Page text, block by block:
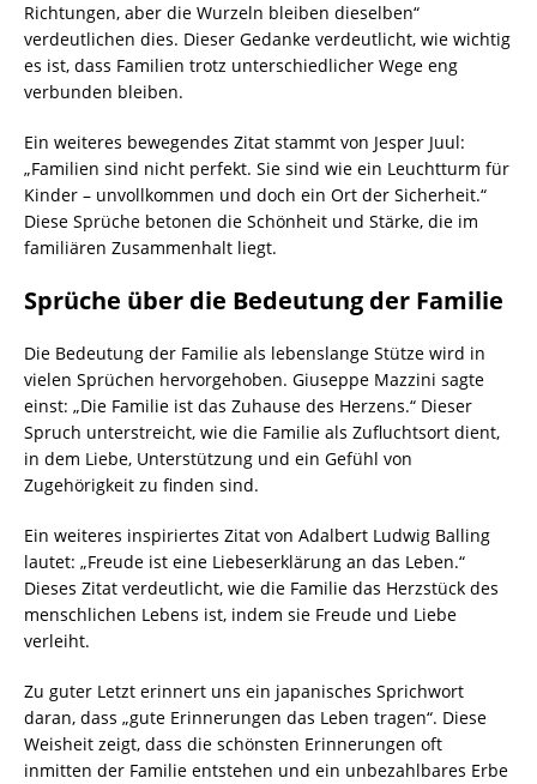
Richtungen, aber die Wurzeln bleiben dieselben“
verdeutlichen dies. Dieser Gedanke verdeutlicht, wie wichtig
es ist, dass Familien trotz unterschiedlicher Wege eng
verbunden bleiben.
Ein weiteres bewegendes Zitat stammt von Jesper Juul:
„Familien sind nicht perfekt. Sie sind wie ein Leuchtturm für
Kinder – unvollkommen und doch ein Ort der Sicherheit.“
Diese Sprüche betonen die Schönheit und Stärke, die im
familiären Zusammenhalt liegt.
Sprüche über die Bedeutung der Familie
Die Bedeutung der Familie als lebenslange Stütze wird in
vielen Sprüchen hervorgehoben. Giuseppe Mazzini sagte
einst: „Die Familie ist das Zuhause des Herzens.“ Dieser
Spruch unterstreicht, wie die Familie als Zufluchtsort dient,
in dem Liebe, Unterstützung und ein Gefühl von
Zugehörigkeit zu finden sind.
Ein weiteres inspiriertes Zitat von Adalbert Ludwig Balling
lautet: „Freude ist eine Liebeserklärung an das Leben.“
Dieses Zitat verdeutlicht, wie die Familie das Herzstück des
menschlichen Lebens ist, indem sie Freude und Liebe
verleiht.
Zu guter Letzt erinnert uns ein japanisches Sprichwort
daran, dass „gute Erinnerungen das Leben tragen“. Diese
Weisheit zeigt, dass die schönsten Erinnerungen oft
inmitten der Familie entstehen und ein unbezahlbares Erbe